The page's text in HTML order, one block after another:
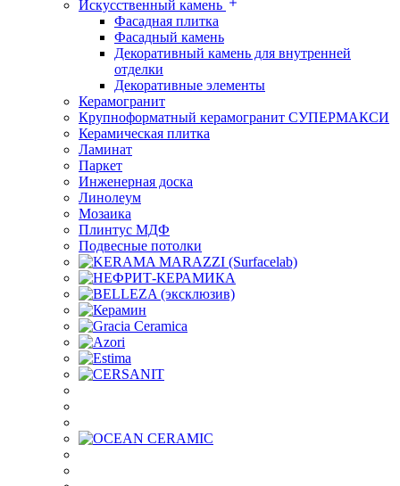
Искусственный камень
Фасадная плитка
Фасадный камень
Декоративный камень для внутренней
отделки
Декоративные элементы
Керамогранит
Крупноформатный керамогранит СУПЕРМАКСИ
Керамическая плитка
Ламинат
Паркет
Инженерная доска
Линолеум
Мозаика
Плинтус МДФ
Подвесные потолки